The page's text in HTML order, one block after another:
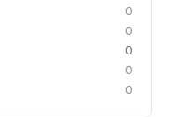
0
0
0
0
0